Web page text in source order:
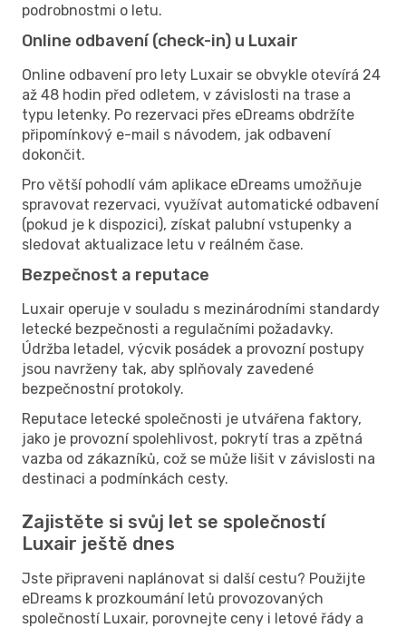
podrobnostmi o letu.
Online odbavení (check-in) u Luxair
Online odbavení pro lety Luxair se obvykle otevírá 24
až 48 hodin před odletem, v závislosti na trase a
typu letenky. Po rezervaci přes eDreams obdržíte
připomínkový e-mail s návodem, jak odbavení
dokončit.
Pro větší pohodlí vám aplikace eDreams umožňuje
spravovat rezervaci, využívat automatické odbavení
(pokud je k dispozici), získat palubní vstupenky a
sledovat aktualizace letu v reálném čase.
Bezpečnost a reputace
Luxair operuje v souladu s mezinárodními standardy
letecké bezpečnosti a regulačními požadavky.
Údržba letadel, výcvik posádek a provozní postupy
jsou navrženy tak, aby splňovaly zavedené
bezpečnostní protokoly.
Reputace letecké společnosti je utvářena faktory,
jako je provozní spolehlivost, pokrytí tras a zpětná
vazba od zákazníků, což se může lišit v závislosti na
destinaci a podmínkách cesty.
Zajistěte si svůj let se společností
Luxair ještě dnes
Jste připraveni naplánovat si další cestu? Použijte
eDreams k prozkoumání letů provozovaných
společností Luxair, porovnejte ceny i letové řády a